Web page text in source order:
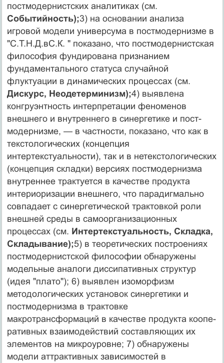
постмодернистских аналитиках (см.
Событийность);3) на основании анализа
игровой модели универсума в постмодернизме в
"С.Т.Н.Д.вС.К. " показано, что пост­модернистская
философия фундирована признанием
фундаментального статуса случайной
флуктуации в ди­намических процессах (см.
Дискурс, Неодетерми­низм);4) выявлена
конгруэнтность интерпретации фе­номенов
внешнего и внутреннего в синергетике и пост­
модернизме, — в частности, показано, что как в
тексто­логических (концепция
интертекстуальности), так и в нетекстологических
(концепция складки) версиях пост­модернизма
внутреннее трактуется в качестве продукта
интериоризации внешнего, что парадигмально
совпада­ет с синергетической трактовкой роли
внешней среды в самоорганизационных
процессах (см. Интертексту­альность, Складка,
Складывание);5) в теоретичес­ких построениях
постмодернистской философии обна­ружены
модельные аналоги диссипативных структур
(идея "плато"); 6) выявлен изоморфизм
методологичес­ких установок синергетики и
постмодернизма в трак­товке
макротрансформаций в качестве продукта коопе­
ративных взаимодействий составляющих их
элементов на микроуровне; 7) обнаружены
модели аттрактивных зависимостей в